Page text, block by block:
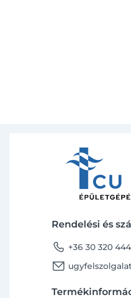
Rendelési és
phone +36 30 320
email